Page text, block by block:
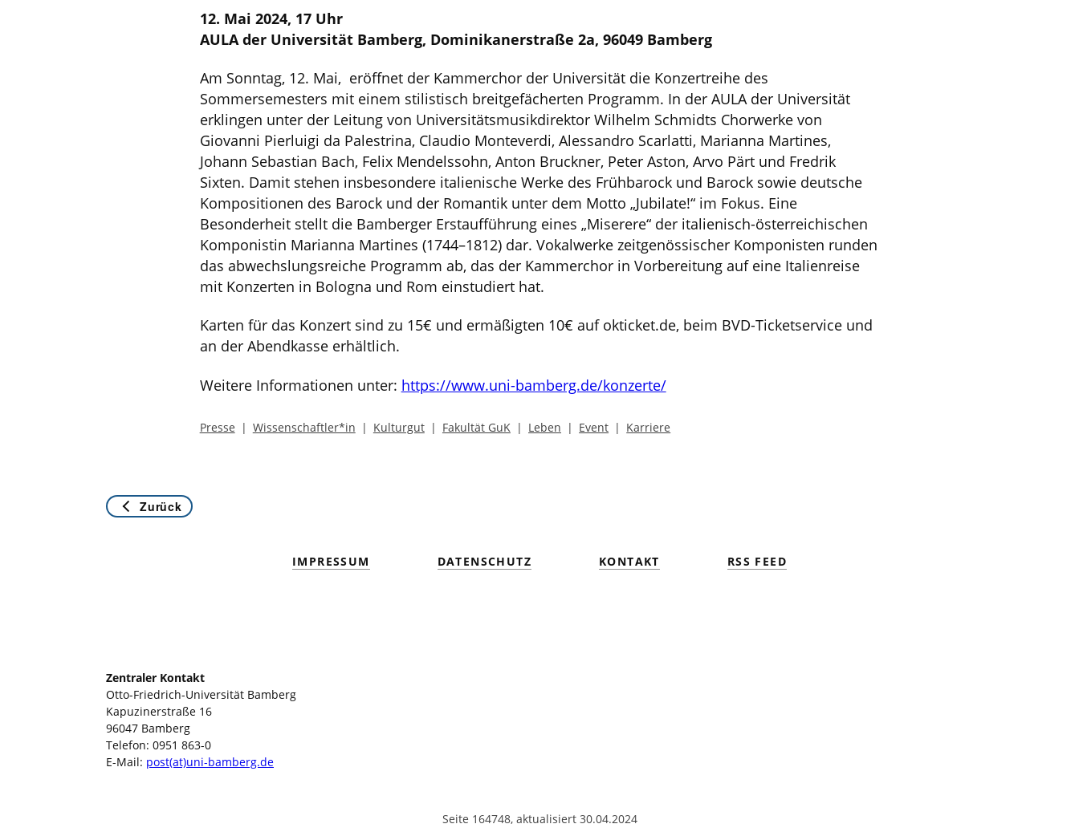
12. Mai 2024, 17 Uhr
AULA der Universität Bamberg, Dominikanerstraße 2a, 96049 Bamberg
Am Sonntag, 12. Mai, eröffnet der Kammerchor der Universität die Konzertreihe des
Sommersemesters mit einem stilistisch breitgefächerten Programm. In der AULA der Universität
erklingen unter der Leitung von Universitätsmusikdirektor Wilhelm Schmidts Chorwerke von
Giovanni Pierluigi da Palestrina, Claudio Monteverdi, Alessandro Scarlatti, Marianna Martines,
Johann Sebastian Bach, Felix Mendelssohn, Anton Bruckner, Peter Aston, Arvo Pärt und Fredrik
Sixten. Damit stehen insbesondere italienische Werke des Frühbarock und Barock sowie deutsche
Kompositionen des Barock und der Romantik unter dem Motto „Jubilate!“ im Fokus. Eine
Besonderheit stellt die Bamberger Erstaufführung eines „Miserere“ der italienisch-österreichischen
Komponistin Marianna Martines (1744–1812) dar. Vokalwerke zeitgenössischer Komponisten runden
das abwechslungsreiche Programm ab, das der Kammerchor in Vorbereitung auf eine Italienreise
mit Konzerten in Bologna und Rom einstudiert hat.
Karten für das Konzert sind zu 15€ und ermäßigten 10€ auf okticket.de, beim BVD-Ticketservice und
an der Abendkasse erhältlich.
Weitere Informationen unter: https://www.uni-bamberg.de/konzerte/
Presse Wissenschaftler*in Kulturgut Fakultät GuK Leben Event Karriere
Zurück
IMPRESSUM DATENSCHUTZ KONTAKT RSS FEED
Zentraler Kontakt
Otto-Friedrich-Universität Bamberg
Kapuzinerstraße 16
96047 Bamberg
Telefon: 0951 863-0
E-Mail: post(at)uni-bamberg.de
Seite 164748, aktualisiert 30.04.2024